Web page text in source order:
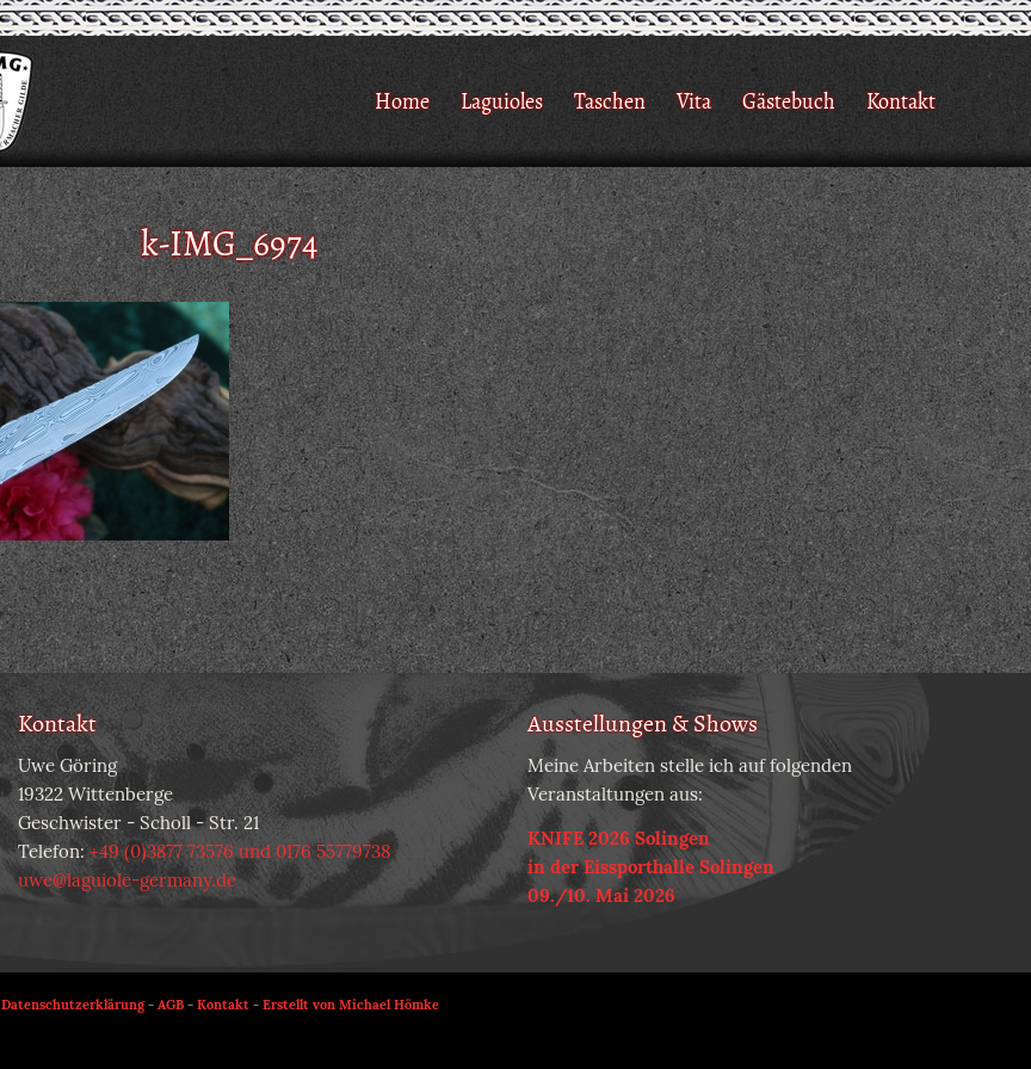
Home Laguioles Taschen Vita Gästebuch Kontakt
k-IMG_6974
Kontakt
Uwe Göring
19322 Wittenberge
Geschwister - Scholl - Str. 21
Telefon:+49 (0)3877 73576 und 0176 55779738
uwe@laguiole-germany.de
Ausstellungen & Shows
Meine Arbeiten stelle ich auf folgenden
Veranstaltungen aus:
KNIFE 2026 Solingen
in der Eissporthalle Solingen
09./10. Mai 2026
Datenschutzerklärung- AGB - Kontakt - Erstellt von Michael Hömke